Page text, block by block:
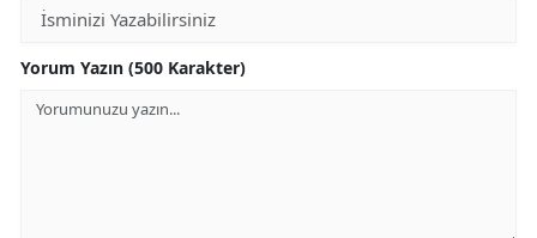
Yorum Yazın (500 Karakter)